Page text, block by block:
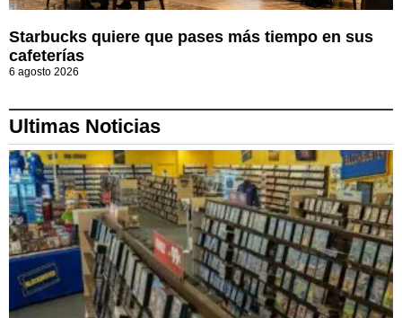
Starbucks quiere que pases más tiempo en sus
cafeterías
6 agosto 2026
Ultimas Noticias